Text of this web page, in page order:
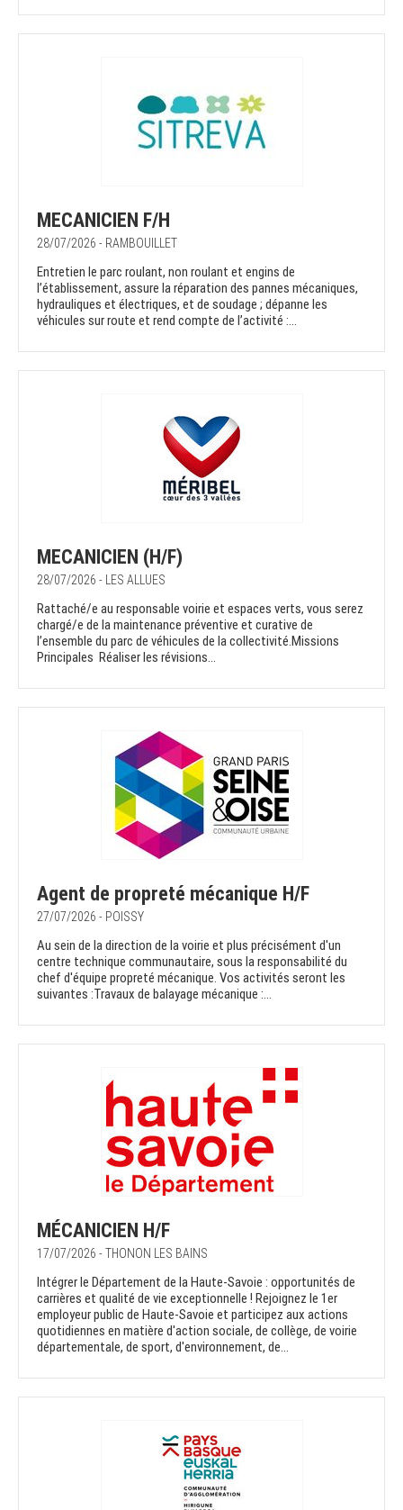
MECANICIEN F/H
28/07/2026 - RAMBOUILLET
Entretien le parc roulant, non roulant et engins de
l’établissement, assure la réparation des pannes mécaniques,
hydrauliques et électriques, et de soudage ; dépanne les
véhicules sur route et rend compte de l’activité :...
MECANICIEN (H/F)
28/07/2026 - LES ALLUES
Rattaché/e au responsable voirie et espaces verts, vous serez
chargé/e de la maintenance préventive et curative de
l’ensemble du parc de véhicules de la collectivité.Missions
Principales Réaliser les révisions...
Agent de propreté mécanique H/F
27/07/2026 - POISSY
Au sein de la direction de la voirie et plus précisément d'un
centre technique communautaire, sous la responsabilité du
chef d'équipe propreté mécanique. Vos activités seront les
suivantes :Travaux de balayage mécanique :...
MÉCANICIEN H/F
17/07/2026 - THONON LES BAINS
Intégrer le Département de la Haute-Savoie : opportunités de
carrières et qualité de vie exceptionnelle ! Rejoignez le 1er
employeur public de Haute-Savoie et participez aux actions
quotidiennes en matière d'action sociale, de collège, de voirie
départementale, de sport, d'environnement, de...